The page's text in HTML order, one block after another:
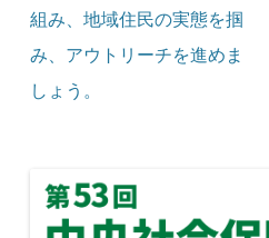
組み、地域住民の実態を掴
み、アウトリーチを進めま
しょう。